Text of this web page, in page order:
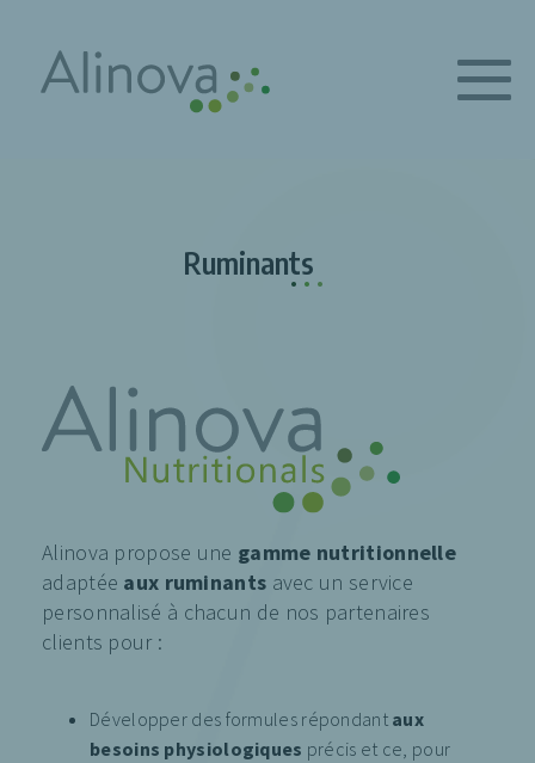
Ruminants
.. .
Alinova propose une gamme nutritionnelle
adaptée aux ruminants avec un service
personnalisé à chacun de nos partenaires
clients pour :
Développer des formules répondant aux
besoins physiologiques précis et ce, pour